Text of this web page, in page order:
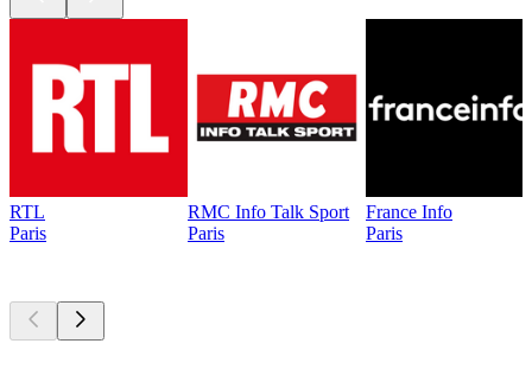
RTL
Paris
RMC Info Talk Sport
Paris
France Info
Paris